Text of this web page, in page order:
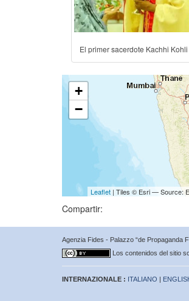
El primer sacerdote Kachhi Kohli
+
−
Leaflet| Tiles © Esri — Source:
Compartir:
Agenzia Fides - Palazzo “de Propaganda
Los contenidos del sitio
INTERNAZIONALE : ITALIANO |